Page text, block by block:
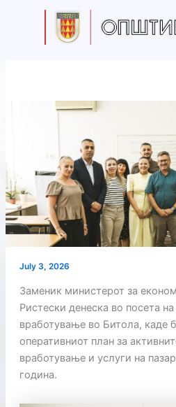
July 3, 2026
Заменик министерот за
Ристески денеска во посета на
вработување во Битола, каде
оперативниот план за
вработување и услуги на
година.